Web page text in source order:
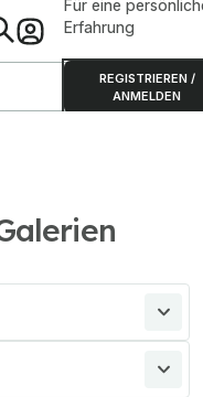
Für eine
Erfahrung
REGISTRIEREN /
ANMELDEN